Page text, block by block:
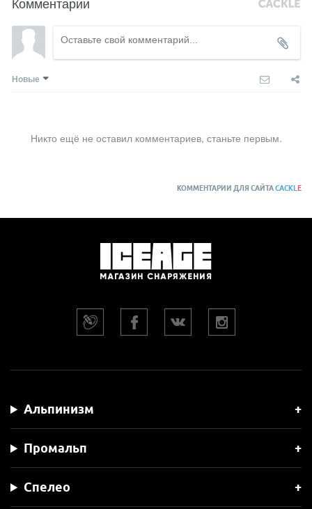
Новые
Никто ещё не оставил комментариев, станьте первым.
КОММЕНТАРИИ ДЛЯ САЙТАCACKL E
Альпинизм
Промальп
Спелео